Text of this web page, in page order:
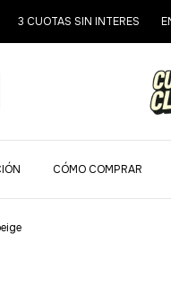
CUOTAS SIN INTERES ENVIO
CÓMO COMPRAR